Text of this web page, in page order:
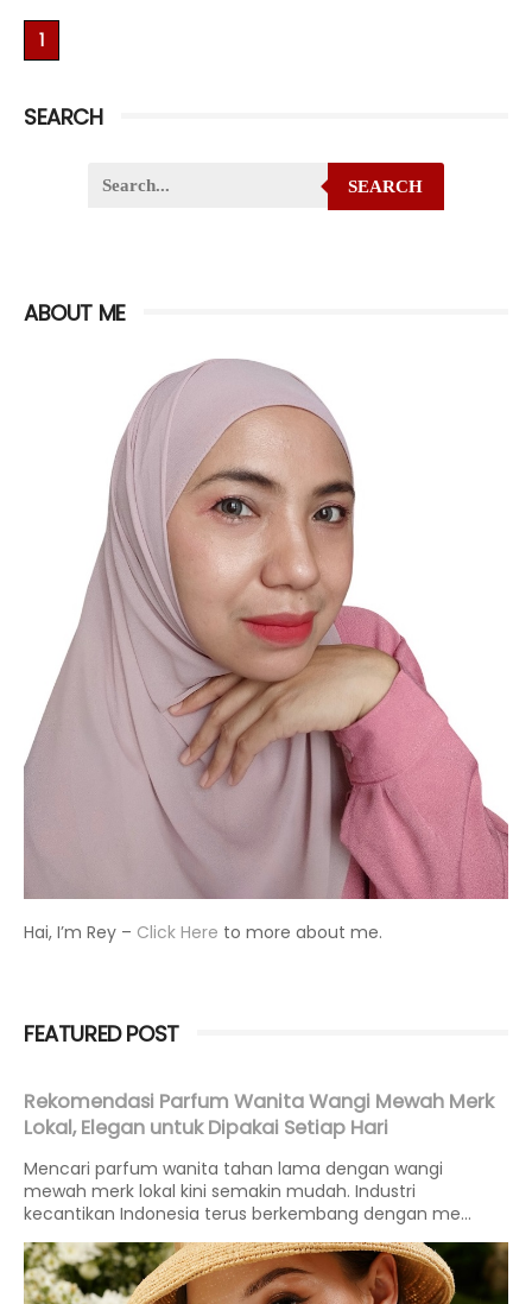
1
SEARCH
SEARCH
ABOUT ME
Hai, I’m Rey – Click Here to more about me.
FEATURED POST
Rekomendasi Parfum Wanita Wangi Mewah Merk
Lokal, Elegan untuk Dipakai Setiap Hari
Mencari parfum wanita tahan lama dengan wangi
mewah merk lokal kini semakin mudah. Industri
kecantikan Indonesia terus berkembang dengan me...